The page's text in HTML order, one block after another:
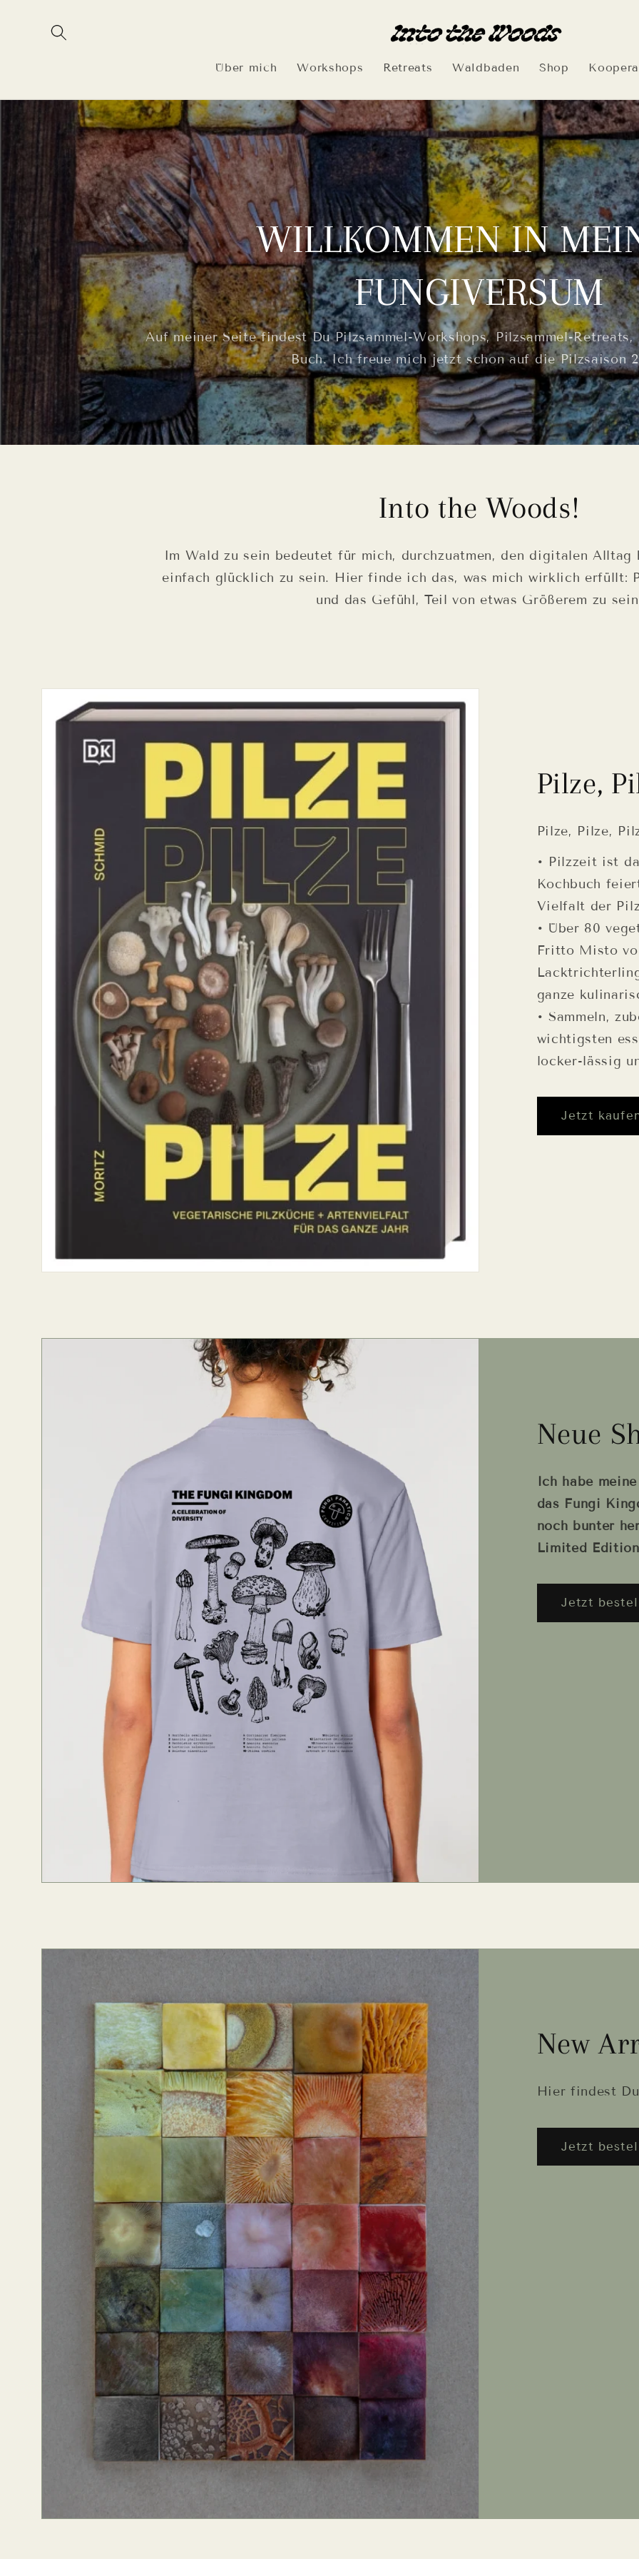
Inhalt
Über mich Workshops Retreats Waldbaden Shop
WILLKOMMEN IN
FUNGIVERSUM
Auf meiner Seite findest Du Pilzsammel-Workshops, Pilzsammel-
Buch. Ich freue mich jetzt schon auf die Pilzsaison
Into the Woods!
Im Wald zu sein bedeutet für mich, durchzuatmen, den digitalen Alltag
einfach glücklich zu sein. Hier finde ich das, was mich wirklich erfüllt:
und das Gefühl, Teil von etwas Größerem zu
Pilze,
Pilze, Pilze,
• Pilzzeit ist
Kochbuch
Vielfalt der
• Über 80
Fritto Misto
ganze
• Sammeln,
wichtigsten
locker-lässig
Jetzt
Neue
Ich habe
das Fungi
noch bunter
Limited
Jetzt
New
Hier findest
Jetzt